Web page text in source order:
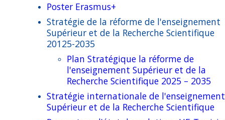
Etudiants
Enseignement Supérieur
Formation Professionnelle
Jeunesse et Associations
Erasmus+ & Appels
Le programme Erasmus+
Appels ouverts pour la Tunisie
KA1 Action: International Credit Mobility (ICM)
KA2 Action: Erasmus Mundus Joint Master Degrees
Erasmus+@Tunisia
HERE@Tunisia
Clusters-Mretings Impact des projets CBHE
Actualités
Actualités
Poster Erasmus+
Stratégie de la réforme de l'enseignement
Supérieur et de la Recherche Scientifique
20125-2035
Plan Stratégique la réforme de
l'enseignement Supérieur et de la
Recherche Scientifique 2025 – 2035
Stratégie internationale de l'enseignement
Supérieur et de la Recherche Scientifique